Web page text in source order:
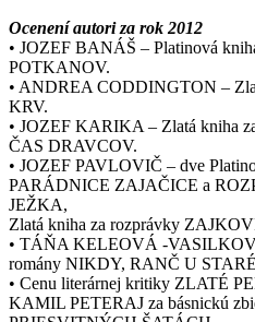
Ocenení autori za rok 2012
• JOZEF BANÁŠ – Platinová
POTKANOV.
• ANDREA CODDINGTON –
KRV.
• JOZEF KARIKA – Zlatá kniha
ČAS DRAVCOV.
• JOZEF PAVLOVIČ – dve
PARÁDNICE ZAJAČICE a
JEŽKA,
Zlatá kniha za rozprávky
• TÁŇA KELEOVÁ -
romány NIKDY, RANČ U
• Cenu literárnej kritiky ZLATÉ
KAMIL PETERAJ za básnickú